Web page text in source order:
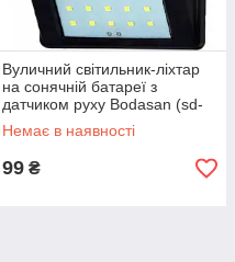
Вуличний світильник-ліхтар
на сонячній батареї з
датчиком руху Bodasan (sd-
sse19)
Немає в наявності
99 ₴